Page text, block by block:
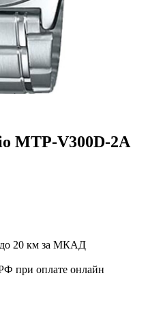
MTP-V300D-2A
до 20 км за МКАД
при оплате онлайн